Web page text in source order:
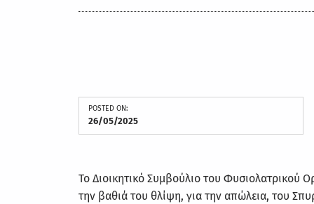
POSTED ON:
26/05/2025
Το Διοικητικό Συμβούλιο του Φυσιολατρικού
την βαθιά του θλίψη, για την απώλεια, του